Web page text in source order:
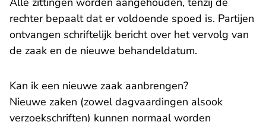
rechter bepaalt dat er voldoende spoed is. Partijen
ontvangen schriftelijk bericht over het vervolg van
de zaak en de nieuwe behandeldatum.
Kan ik een nieuwe zaak aanbrengen?
Nieuwe zaken (zowel dagvaardingen alsook
verzoekschriften) kunnen normaal worden